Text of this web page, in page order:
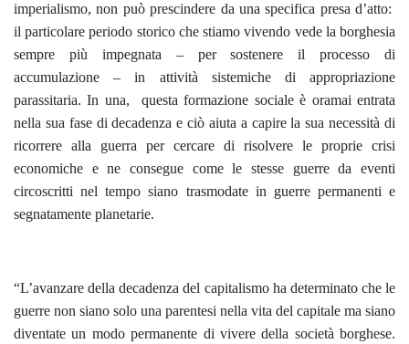
imperialismo, non può prescindere da una specifica presa d’atto:
il particolare periodo storico che stiamo vivendo vede la borghesia
sempre più impegnata – per sostenere il processo di
accumulazione – in attività sistemiche di appropriazione
parassitaria. In una, questa formazione sociale è oramai entrata
nella sua fase di decadenza e ciò aiuta a capire la sua necessità di
ricorrere alla guerra per cercare di risolvere le proprie crisi
economiche e ne consegue come le stesse guerre da eventi
circoscritti nel tempo siano trasmodate in guerre permanenti e
segnatamente planetarie.
“L’avanzare della decadenza del capitalismo ha determinato che le
guerre non siano solo una parentesi nella vita del capitale ma siano
diventate un modo permanente di vivere della società borghese.